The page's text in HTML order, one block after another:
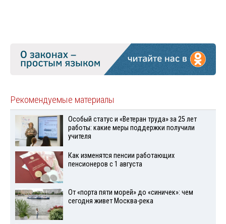
Рекомендуемые материалы
Особый статус и «Ветеран труда» за 25 лет
работы: какие меры поддержки получили
учителя
Как изменятся пенсии работающих
пенсионеров с 1 августа
От «порта пяти морей» до «синичек»: чем
сегодня живет Москва-река